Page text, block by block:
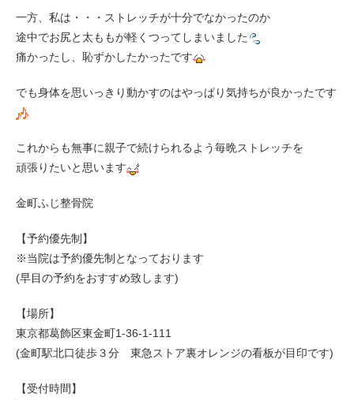
一方、私は・・・ストレッチが十分でなかったのか
途中でお尻と太ももが軽くつってしまいました
痛かったし、恥ずかしたかったです
でも身体を思いっきり動かすのはやっぱり気持ちが良かったです
これからも無事に親子で続けられるよう毎晩ストレッチを
頑張りたいと思います
金町ふじ整骨院
【予約優先制】
※当院は予約優先制となっております
(早目の予約をおすすめ致します)
【場所】
東京都葛飾区東金町1-36-1-111
(金町駅北口徒歩３分 東急ストア裏オレンジの看板が目印です)
【受付時間】